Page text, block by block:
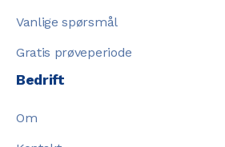
Vanlige spørsmål
Gratis prøveperiode
Bedrift
Om